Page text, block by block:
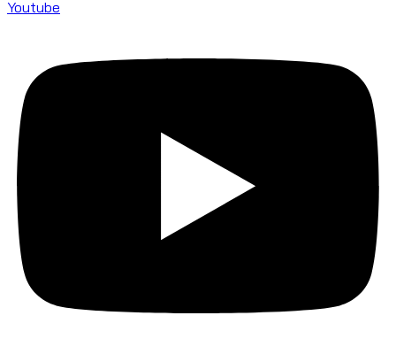
Youtube